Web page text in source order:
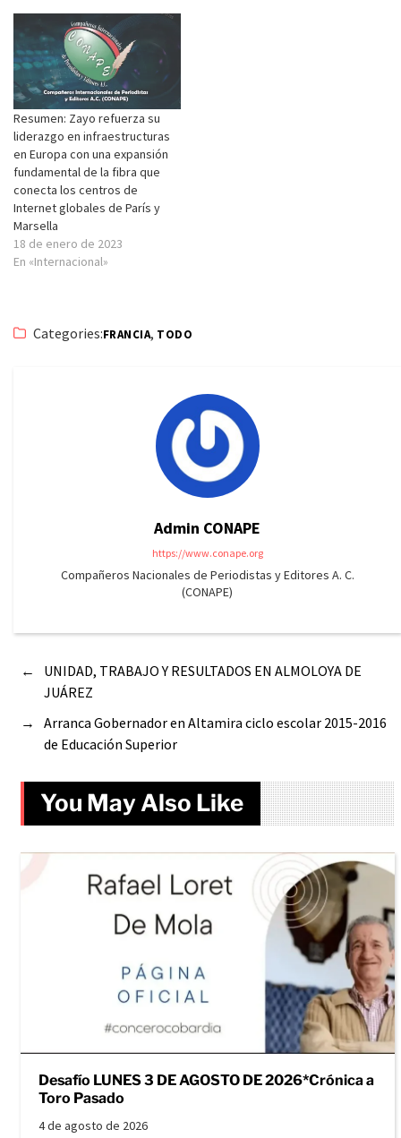
Resumen: Zayo refuerza su
liderazgo en infraestructuras
en Europa con una expansión
fundamental de la fibra que
conecta los centros de
Internet globales de París y
Marsella
18 de enero de 2023
En «Internacional»
Categories:FRANCIA, TODO
Admin CONAPE
https://www.conape.org
Compañeros Nacionales de Periodistas y Editores A. C.
(CONAPE)
←
UNIDAD, TRABAJO Y RESULTADOS EN ALMOLOYA DE
JUÁREZ
→
Arranca Gobernador en Altamira ciclo escolar 2015-2016
de Educación Superior
You May Also Like
Desafío LUNES 3 DE AGOSTO DE 2026*Crónica a
Toro Pasado
4 de agosto de 2026